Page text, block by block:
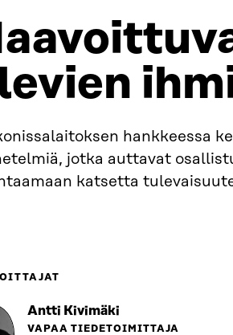
hankkeessa
jotka auttavat
katsetta
Antti Kivimäki
VAPAA TIEDETOIMITTAJA